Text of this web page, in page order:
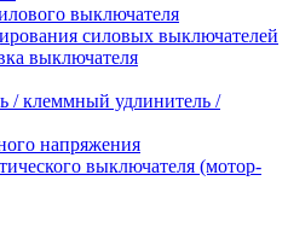
выключателя
силовых выключателей
выключателя
/ клеммный удлинитель /
напряжения
выключателя (мотор-